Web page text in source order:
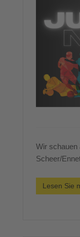
Wir schauen
Scheer/
Lesen Sie